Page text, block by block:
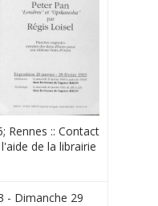
Rennes :: Contact
de la librairie
- Dimanche 29